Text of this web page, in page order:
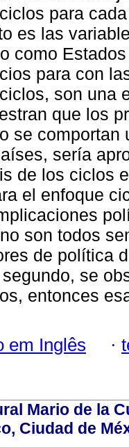
para
es las
como
para con
son una
que los
se
sería
de los ciclos
el enfoque
son todos
de política
se
entonces
em Inglês ·
Mario de la
Ciudad de